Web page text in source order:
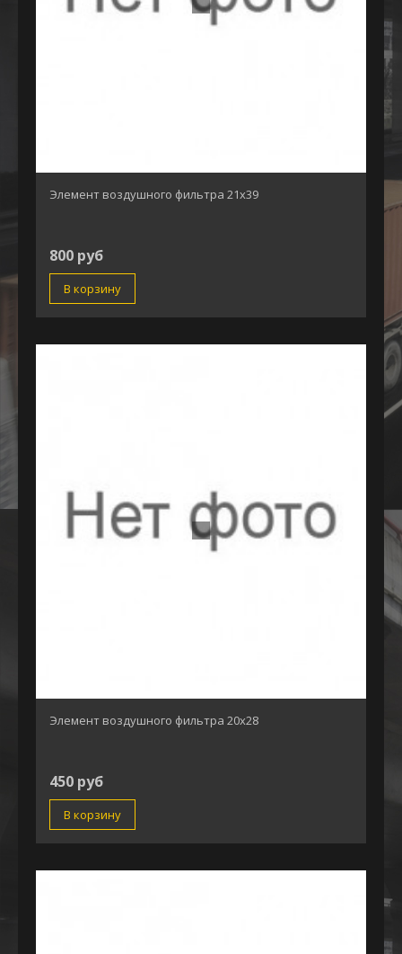
Элемент воздушного фильтра 21х39
800 руб
В корзину
Элемент воздушного фильтра 20x28
450 руб
В корзину